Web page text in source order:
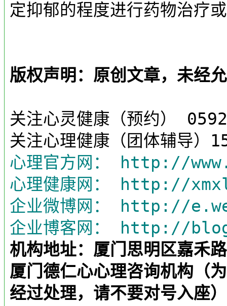
定抑郁的程度进行药物治疗
版权声明：原创文章，未经
关注心灵健康（预约）
关注心理健康（团体辅导）
心理官方网：
http://
心理健康网： http://
企业微博网：
http://
企业博客网：
http://
机构地址：厦门思明区嘉禾
厦门德仁心心理咨询机构（
经过处理，请不要对号入座）